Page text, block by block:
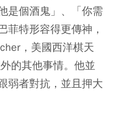
是個酒鬼」、「你需
菲特形容得更傳神，
，美國西洋棋天
的其他事情。他並
弱者對抗，並且押大